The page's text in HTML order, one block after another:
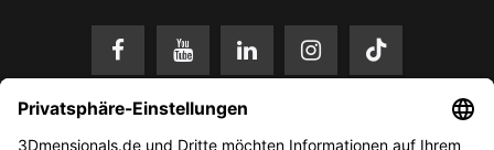
* Alle Preise in EUR inkl. gesetzl. Mehrwertsteuer zzgl. Versandkosten.
Änderungen und Irrtümer vorbehalten. Nur solange der Vorrat reicht.